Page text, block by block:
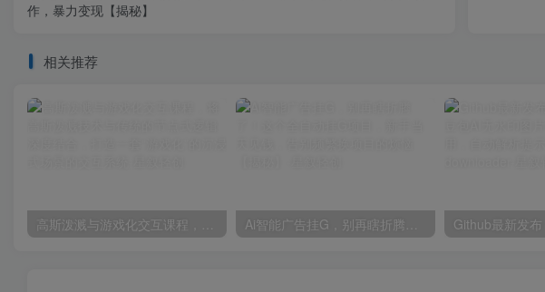
作，暴力变现【揭秘】
相关推荐
高斯泼溅与游戏化交互课程，将高斯泼溅技术与传统的节点式逻辑深度结合，打造一套“游戏化”的沉浸式场景的交互系统 Ai智能广告挂G，别再瞎折腾了！这个全自动挂G项目，新手当天见钱，告别频繁换项目的烦恼【揭秘】